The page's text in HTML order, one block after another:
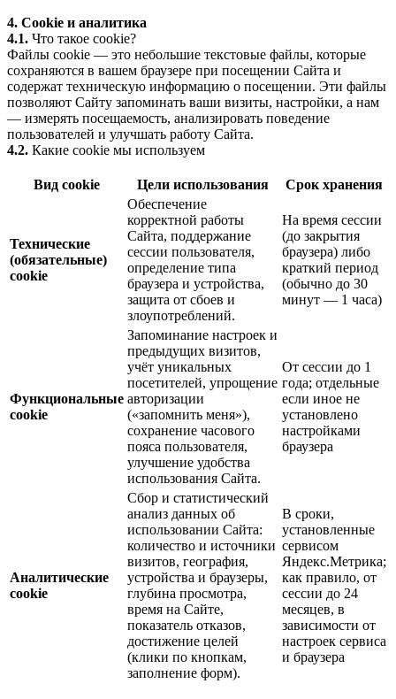
4. Cookie и аналитика
4.1. Что такое cookie?
Файлы cookie — это небольшие текстовые файлы, которые
сохраняются в вашем браузере при посещении Сайта и
содержат техническую информацию о посещении. Эти файлы
позволяют Сайту запоминать ваши визиты, настройки, а нам
— измерять посещаемость, анализировать поведение
пользователей и улучшать работу Сайта.
4.2. Какие cookie мы используем
Вид cookie Цели использования Срок хранения
Технические
(обязательные)
cookie
Обеспечение
корректной работы
Сайта, поддержание
сессии пользователя,
определение типа
браузера и устройства,
защита от сбоев и
злоупотреблений.
На время сессии
(до закрытия
браузера) либо
краткий период
(обычно до 30
минут — 1 часа)
Функциональные
cookie
Запоминание настроек и
предыдущих визитов,
учёт уникальных
посетителей, упрощение
авторизации
(«запомнить меня»),
сохранение часового
пояса пользователя,
улучшение удобства
использования Сайта.
От сессии до 1
года; отдельные
если иное не
установлено
настройками
браузера
Аналитические
cookie
Сбор и статистический
анализ данных об
использовании Сайта:
количество и источники
визитов, география,
устройства и браузеры,
глубина просмотра,
время на Сайте,
показатель отказов,
достижение целей
(клики по кнопкам,
заполнение форм).
В сроки,
установленные
сервисом
Яндекс.Метрика;
как правило, от
сессии до 24
месяцев, в
зависимости от
настроек сервиса
и браузера